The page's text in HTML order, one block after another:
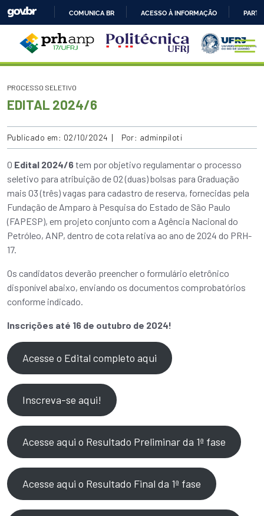
IR
PARA
O
COMUNICA BR ACESSO À INFORMAÇÃO
PROCESSO SELETIVO
EDITAL 2024/6
Publicado em: 02/10/2024 Por: adminpiloti
O Edital 2024/6tem por objetivo regulamentar o processo
seletivo para atribuição de 02 (duas) bolsas para Graduação
mais 03 (três) vagas para cadastro de reserva, fornecidas pela
Fundação de Amparo à Pesquisa do Estado de São Paulo
(FAPESP), em projeto conjunto com a Agência Nacional do
Petróleo, ANP, dentro de cota relativa ao ano de 2024 do PRH-
17.
Os candidatos deverão preencher o formulário eletrônico
disponível abaixo, enviando os documentos comprobatórios
conforme indicado.
Inscrições até 16 de outubro de 2024!
Acesse o Edital completo aqui
Inscreva-se aqui!
Acesse aqui o Resultado Preliminar da 1ª fase
Acesse aqui o Resultado Final da 1ª fase